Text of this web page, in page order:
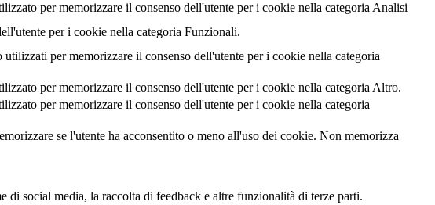
per memorizzare il consenso dell'utente per i cookie nella categoria Analisi
per i cookie nella categoria Funzionali.
per memorizzare il consenso dell'utente per i cookie nella categoria
per memorizzare il consenso dell'utente per i cookie nella categoria Altro.
per memorizzare il consenso dell'utente per i cookie nella categoria
se l'utente ha acconsentito o meno all'uso dei cookie. Non memorizza
social media, la raccolta di feedback e altre funzionalità di terze parti.